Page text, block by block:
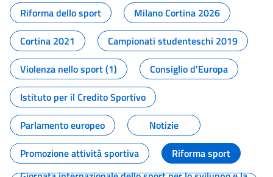
Riforma dello sport
Milano Cortina 2026
Cortina 2021
Campionati studenteschi 2019
Violenza nello sport (1)
Consiglio d'Europa
Istituto per il Credito Sportivo
Parlamento europeo
Notizie
Promozione attività sportiva
Riforma sport